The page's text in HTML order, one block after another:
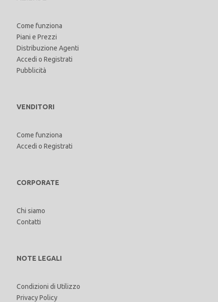
Come funziona
Piani e Prezzi
Distribuzione Agenti
Accedi o Registrati
Pubblicità
VENDITORI
Come funziona
Accedi o Registrati
CORPORATE
Chi siamo
Contatti
NOTE LEGALI
Condizioni di Utilizzo
Privacy Policy